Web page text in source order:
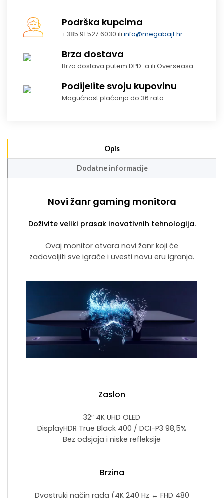
Podrška kupcima
+385 91 527 6030 iliinfo@megabajt.hr
Brza dostava
Brza dostava putem DPD-a ili Overseasa
Podijelite svoju kupovinu
Mogućnost plaćanja do 36 rata
Opis
Dodatne informacije
Novi žanr gaming monitora
Doživite veliki prasak inovativnih tehnologija.
Ovaj monitor otvara novi žanr koji će
zadovoljiti sve igrače i uvesti novu eru igranja.
Zaslon
32″ 4K UHD OLED
DisplayHDR True Black 400 / DCI-P3 98,5%
Bez odsjaja i niske refleksije
Brzina
Dvostruki način rada (4K 240 Hz ↔ FHD 480